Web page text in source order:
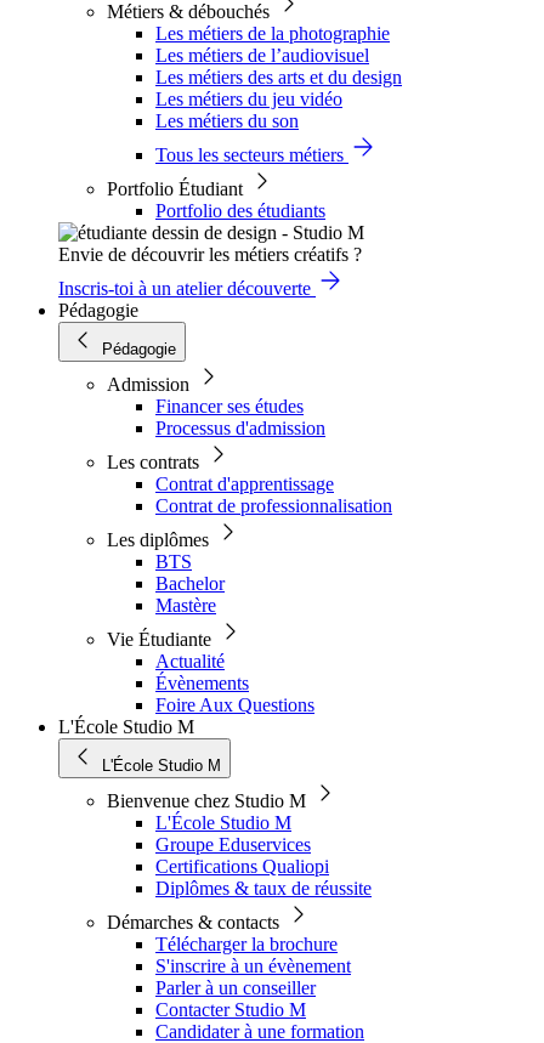
Métiers & débouchés
Les métiers de la photographie
Les métiers de l’audiovisuel
Les métiers des arts et du design
Les métiers du jeu vidéo
Les métiers du son
Tous les secteurs métiers
Portfolio Étudiant
Portfolio des étudiants
Envie de découvrir les métiers créatifs ?
Inscris-toi à un atelier découverte
Pédagogie
Pédagogie
Admission
Financer ses études
Processus d'admission
Les contrats
Contrat d'apprentissage
Contrat de professionnalisation
Les diplômes
BTS
Bachelor
Mastère
Vie Étudiante
Actualité
Évènements
Foire Aux Questions
L'École Studio M
L'École Studio M
Bienvenue chez Studio M
L'École Studio M
Groupe Eduservices
Certifications Qualiopi
Diplômes & taux de réussite
Démarches & contacts
Télécharger la brochure
S'inscrire à un évènement
Parler à un conseiller
Contacter Studio M
Candidater à une formation